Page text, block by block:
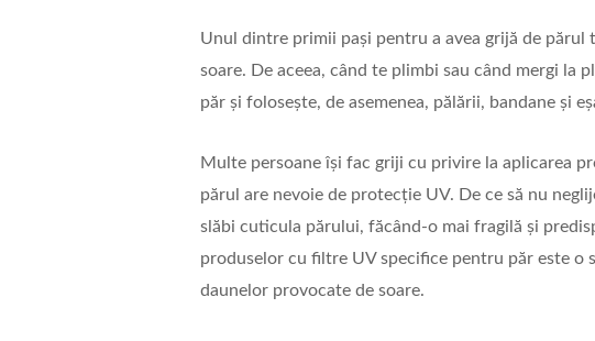
Unul dintre primii pași pentru a avea grijă de
soare. De aceea, când te plimbi sau când mergi la
păr și folosește, de asemenea, pălării, bandane și
Multe persoane își fac griji cu privire la aplicarea
părul are nevoie de protecție UV. De ce să nu
slăbi cuticula părului, făcând-o mai fragilă și
produselor cu filtre UV specifice pentru păr este o
daunelor provocate de soare.